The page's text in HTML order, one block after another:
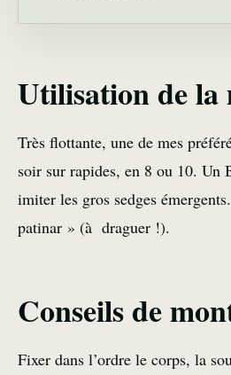
Utilisation de la
Très flottante, une de mes
soir sur rapides, en 8 ou 10. Un
imiter les gros sedges
patinar » (à draguer !).
Conseils de
Fixer dans l’ordre le corps, la